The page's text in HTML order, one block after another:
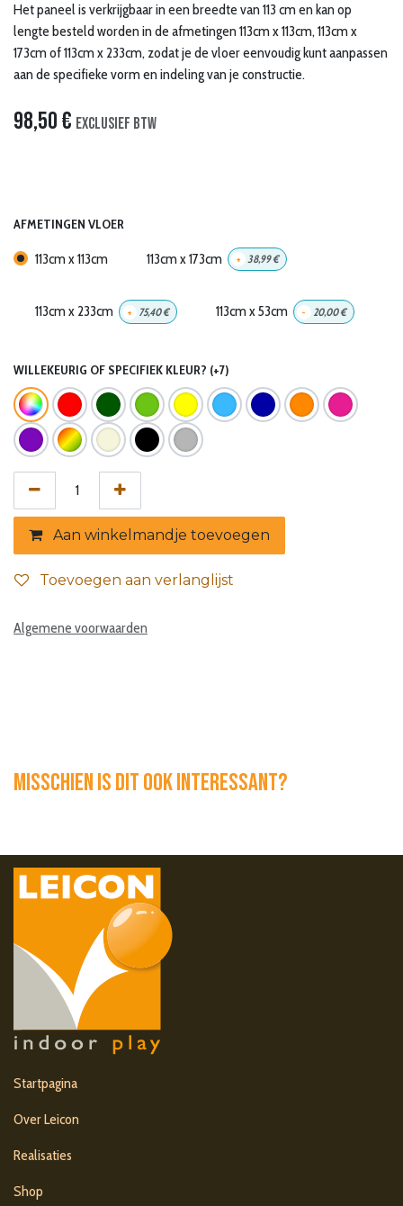
Het paneel is verkrijgbaar in een breedte van 113 cm en kan op
lengte besteld worden in de afmetingen 113cm x 113cm, 113cm x
173cm of 113cm x 233cm, zodat je de vloer eenvoudig kunt aanpassen
aan de specifieke vorm en indeling van je constructie.
98,50€ Exclusief btw
AFMETINGEN VLOER
113cm x 113cm 113cm x 173cm + 38,99€
113cm x 233cm + 75,40€ 113cm x 53cm - 20,00€
WILLEKEURIG OF SPECIFIEK KLEUR? (+7)
Aan winkelmandje toevoegen
Toevoegen aan verlanglijst
Algemene voorwaarden
Misschien is dit ook interessant?
Startpagina
Over Leicon
Realisaties
Shop